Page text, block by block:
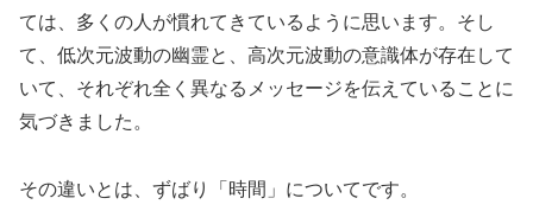
ては、多くの人が慣れてきているように思います。そし
て、低次元波動の幽霊と、高次元波動の意識体が存在して
いて、それぞれ全く異なるメッセージを伝えていることに
気づきました。
その違いとは、ずばり「時間」についてです。